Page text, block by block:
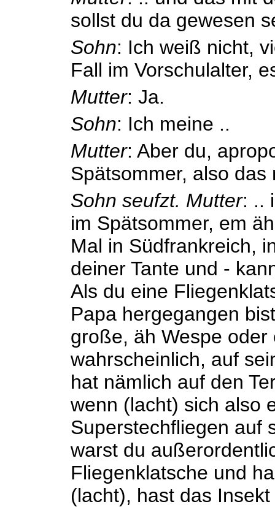
sollst du da gewesen
Sohn: Ich weiß nicht,
Fall im Vorschulalter,
Mutter: Ja.
Sohn: Ich meine ..
Mutter: Aber du,
Spätsommer, also das
Sohn seufzt. Mutter: ..
im Spätsommer, em
Mal in Südfrankreich,
deiner Tante und -
Als du eine
Papa hergegangen
große, äh Wespe
wahrscheinlich, auf
hat nämlich auf den
wenn (lacht) sich also
Superstechfliegen auf
warst du
Fliegenklatsche und
(lacht), hast das